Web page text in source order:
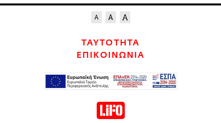
ΤΑΥΤΟΤΗΤΑ
ΕΠΙΚΟΙΝΩΝΙΑ